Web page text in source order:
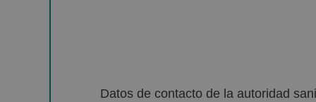
Datos de contacto de la autoridad